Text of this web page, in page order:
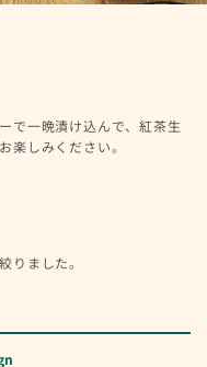
で一晩漬け込んで、紅茶生
楽しみください。
りました。